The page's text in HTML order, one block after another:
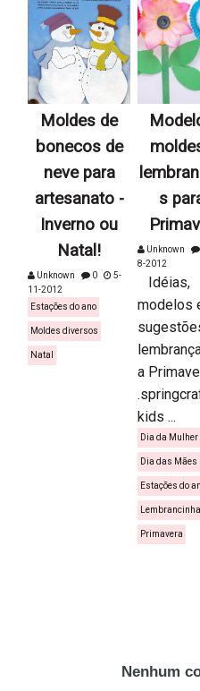
Moldes de
bonecos de
neve para
artesanato -
Inverno ou
Natal!
Unknown 0
5-
11-2012
Estações do ano
Moldes diversos
Natal
s
Unknown
8-2012
Idéias,
modelos
a
kids ...
Dia da Mulher
Dia das Mães
Estações do
Primavera
Nenhum